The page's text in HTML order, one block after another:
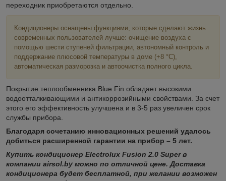
переходник приобретаются отдельно.
Кондиционеры оснащены функциями, которые сделают жизнь
современных пользователей лучше: очищение воздуха с
помощью шести ступеней фильтрации, автономный контроль и
поддержание плюсовой температуры в доме (+8 °С),
автоматическая разморозка и автоочистка полного цикла.
Покрытие теплообменника Blue Fin обладает высокими
водоотталкивающими и антикоррозийными свойствами. За счет
этого его эффективность улучшена и в 3-5 раз увеличен срок
службы прибора.
Благодаря сочетанию инновационных решений удалось
добиться расширенной гарантии на прибор – 5 лет.
Купить кондиционер Electrolux Fusion 2.0 Super в
компании airsol.by можно по отличной цене. Доставка
кондиционера будет бесплатной, при желании возможен